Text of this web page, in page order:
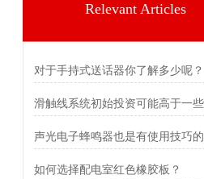
Relevant Articles
对于手持式送话器你了解多少呢？
声光电子蜂鸣器也是有使用技巧的
如何选择配电室红色橡胶板？